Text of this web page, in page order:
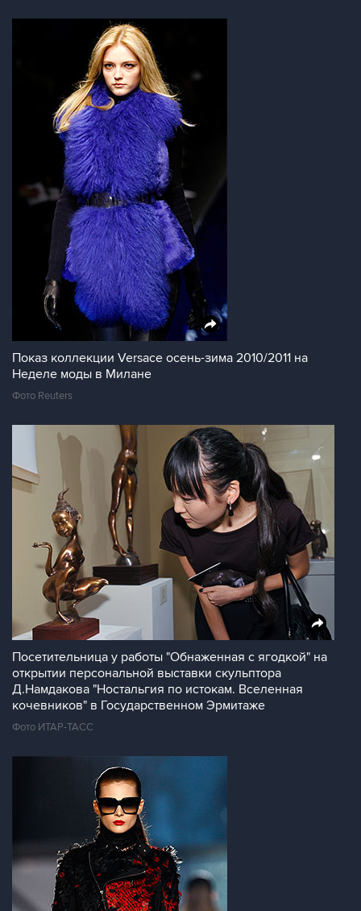
Показ коллекции Versace осень-зима 2010/2011 на
Неделе моды в Милане
Фото Reuters
Посетительница у работы "Обнаженная с ягодкой" на
открытии персональной выставки скульптора
Д.Намдакова "Ностальгия по истокам. Вселенная
кочевников" в Государственном Эрмитаже
Фото ИТАР-ТАСС